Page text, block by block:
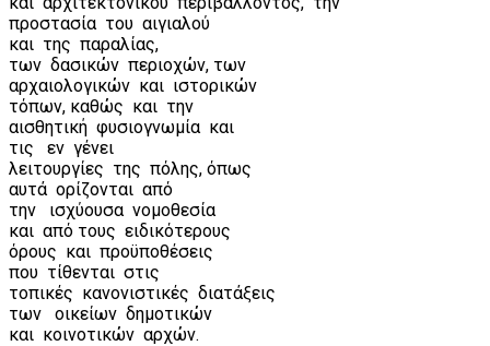
προστασία του αιγιαλού
και της παραλίας,
των δασικών περιοχών, των
αρχαιολογικών και ιστορικών
τόπων, καθώς και την
αισθητική φυσιογνωμία και
τις
εν γένει
λειτουργίες της πόλης, όπως
αυτά ορίζονται από
την
ισχύουσα νομοθεσία
και από τους ειδικότερους
όρους και προϋποθέσεις
που τίθενται στις
τοπικές κανονιστικές διατάξεις
των
οικείων δημοτικών
και κοινοτικών αρχών.